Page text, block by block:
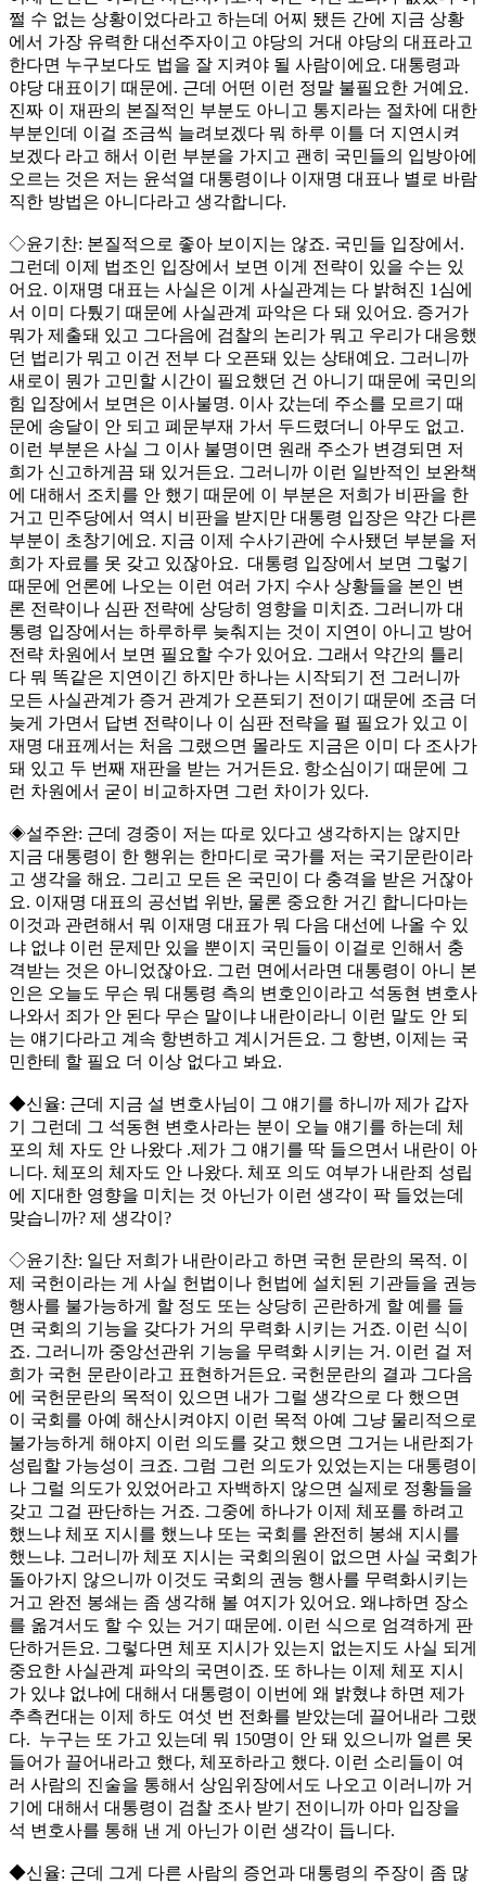
쩔 수 없는 상황이었다라고 하는데 어찌 됐든 간에 지금 상황
에서 가장 유력한 대선주자이고 야당의 거대 야당의 대표라고
한다면 누구보다도 법을 잘 지켜야 될 사람이에요. 대통령과
야당 대표이기 때문에. 근데 어떤 이런 정말 불필요한 거예요.
진짜 이 재판의 본질적인 부분도 아니고 통지라는 절차에 대한
부분인데 이걸 조금씩 늘려보겠다 뭐 하루 이틀 더 지연시켜
보겠다 라고 해서 이런 부분을 가지고 괜히 국민들의 입방아에
오르는 것은 저는 윤석열 대통령이나 이재명 대표나 별로 바람
직한 방법은 아니다라고 생각합니다.
◇윤기찬: 본질적으로 좋아 보이지는 않죠. 국민들 입장에서.
그런데 이제 법조인 입장에서 보면 이게 전략이 있을 수는 있
어요. 이재명 대표는 사실은 이게 사실관계는 다 밝혀진 1심에
서 이미 다퉜기 때문에 사실관계 파악은 다 돼 있어요. 증거가
뭐가 제출돼 있고 그다음에 검찰의 논리가 뭐고 우리가 대응했
던 법리가 뭐고 이건 전부 다 오픈돼 있는 상태예요. 그러니까
새로이 뭔가 고민할 시간이 필요했던 건 아니기 때문에 국민의
힘 입장에서 보면은 이사불명. 이사 갔는데 주소를 모르기 때
문에 송달이 안 되고 폐문부재 가서 두드렸더니 아무도 없고.
이런 부분은 사실 그 이사 불명이면 원래 주소가 변경되면 저
희가 신고하게끔 돼 있거든요. 그러니까 이런 일반적인 보완책
에 대해서 조치를 안 했기 때문에 이 부분은 저희가 비판을 한
거고 민주당에서 역시 비판을 받지만 대통령 입장은 약간 다른
부분이 초창기에요. 지금 이제 수사기관에 수사됐던 부분을 저
희가 자료를 못 갖고 있잖아요. 대통령 입장에서 보면 그렇기
때문에 언론에 나오는 이런 여러 가지 수사 상황들을 본인 변
론 전략이나 심판 전략에 상당히 영향을 미치죠. 그러니까 대
통령 입장에서는 하루하루 늦춰지는 것이 지연이 아니고 방어
전략 차원에서 보면 필요할 수가 있어요. 그래서 약간의 틀리
다 뭐 똑같은 지연이긴 하지만 하나는 시작되기 전 그러니까
모든 사실관계가 증거 관계가 오픈되기 전이기 때문에 조금 더
늦게 가면서 답변 전략이나 이 심판 전략을 펼 필요가 있고 이
재명 대표께서는 처음 그랬으면 몰라도 지금은 이미 다 조사가
돼 있고 두 번째 재판을 받는 거거든요. 항소심이기 때문에 그
런 차원에서 굳이 비교하자면 그런 차이가 있다.
◈설주완: 근데 경중이 저는 따로 있다고 생각하지는 않지만
지금 대통령이 한 행위는 한마디로 국가를 저는 국기문란이라
고 생각을 해요. 그리고 모든 온 국민이 다 충격을 받은 거잖아
요. 이재명 대표의 공선법 위반, 물론 중요한 거긴 합니다마는
이것과 관련해서 뭐 이재명 대표가 뭐 다음 대선에 나올 수 있
냐 없냐 이런 문제만 있을 뿐이지 국민들이 이걸로 인해서 충
격받는 것은 아니었잖아요. 그런 면에서라면 대통령이 아니 본
인은 오늘도 무슨 뭐 대통령 측의 변호인이라고 석동현 변호사
나와서 죄가 안 된다 무슨 말이냐 내란이라니 이런 말도 안 되
는 얘기다라고 계속 항변하고 계시거든요. 그 항변, 이제는 국
민한테 할 필요 더 이상 없다고 봐요.
◆신율: 근데 지금 설 변호사님이 그 얘기를 하니까 제가 갑자
기 그런데 그 석동현 변호사라는 분이 오늘 얘기를 하는데 체
포의 체 자도 안 나왔다 .제가 그 얘기를 딱 들으면서 내란이 아
니다. 체포의 체자도 안 나왔다. 체포 의도 여부가 내란죄 성립
에 지대한 영향을 미치는 것 아닌가 이런 생각이 팍 들었는데
맞습니까? 제 생각이?
◇윤기찬: 일단 저희가 내란이라고 하면 국헌 문란의 목적. 이
제 국헌이라는 게 사실 헌법이나 헌법에 설치된 기관들을 권능
행사를 불가능하게 할 정도 또는 상당히 곤란하게 할 예를 들
면 국회의 기능을 갖다가 거의 무력화 시키는 거죠. 이런 식이
죠. 그러니까 중앙선관위 기능을 무력화 시키는 거. 이런 걸 저
희가 국헌 문란이라고 표현하거든요. 국헌문란의 결과 그다음
에 국헌문란의 목적이 있으면 내가 그럴 생각으로 다 했으면
이 국회를 아예 해산시켜야지 이런 목적 아예 그냥 물리적으로
불가능하게 해야지 이런 의도를 갖고 했으면 그거는 내란죄가
성립할 가능성이 크죠. 그럼 그런 의도가 있었는지는 대통령이
나 그럴 의도가 있었어라고 자백하지 않으면 실제로 정황들을
갖고 그걸 판단하는 거죠. 그중에 하나가 이제 체포를 하려고
했느냐 체포 지시를 했느냐 또는 국회를 완전히 봉쇄 지시를
했느냐. 그러니까 체포 지시는 국회의원이 없으면 사실 국회가
돌아가지 않으니까 이것도 국회의 권능 행사를 무력화시키는
거고 완전 봉쇄는 좀 생각해 볼 여지가 있어요. 왜냐하면 장소
를 옮겨서도 할 수 있는 거기 때문에. 이런 식으로 엄격하게 판
단하거든요. 그렇다면 체포 지시가 있는지 없는지도 사실 되게
중요한 사실관계 파악의 국면이죠. 또 하나는 이제 체포 지시
가 있냐 없냐에 대해서 대통령이 이번에 왜 밝혔냐 하면 제가
추측컨대는 이제 하도 여섯 번 전화를 받았는데 끌어내라 그랬
다. 누구는 또 가고 있는데 뭐 150명이 안 돼 있으니까 얼른 못
들어가 끌어내라고 했다, 체포하라고 했다. 이런 소리들이 여
러 사람의 진술을 통해서 상임위장에서도 나오고 이러니까 거
기에 대해서 대통령이 검찰 조사 받기 전이니까 아마 입장을
석 변호사를 통해 낸 게 아닌가 이런 생각이 듭니다.
◆신율: 근데 그게 다른 사람의 증언과 대통령의 주장이 좀 많